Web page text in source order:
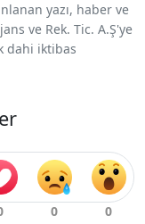
yazı, haber ve
ve Rek. Tic. A.Ş'ye
dahi iktibas